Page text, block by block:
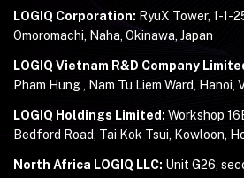
LOGIQ Corporation: RyuX Tower, 1-1-
Omoromachi, Naha, Okinawa, Japan
LOGIQ Vietnam R&D Company
Pham Hung , Nam Tu Liem Ward, Hanoi,
LOGIQ Holdings Limited: Workshop
Bedford Road, Tai Kok Tsui, Kowloon,
North Africa LOGIQ LLC: Unit G26,